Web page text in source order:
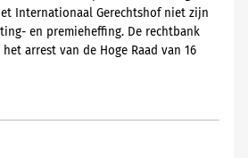
Internationaal Gerechtshof niet zijn
en premieheffing. De rechtbank
arrest van de Hoge Raad van 16